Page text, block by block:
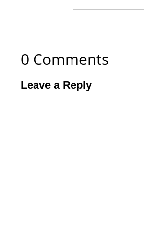
0 Comments
Leave a Reply